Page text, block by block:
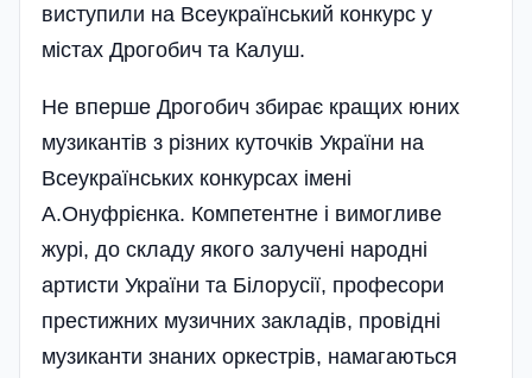
виступили на Всеукраїнський конкурс у
містах Дрогобич та Калуш.
Не вперше Дрогобич збирає кращих юних
музикантів з різних куточків України на
Всеукраїнських конкурсах імені
А.Онуфрієнка. Компетентне і вимогливе
журі, до складу якого залучені народні
артисти України та Білорусії, професори
престижних музичних закладів, провідні
музиканти знаних оркестрів, намагаються